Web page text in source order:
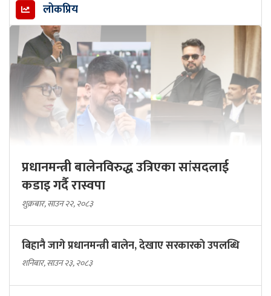
लोकप्रिय
प्रधानमन्त्री बालेनविरुद्ध उत्रिएका सांसदलाई
कडाइ गर्दै रास्वपा
शुक्रबार, साउन २२, २०८३
बिहानै जागे प्रधानमन्त्री बालेन, देखाए सरकारकाे उपलब्धि
शनिबार, साउन २३, २०८३